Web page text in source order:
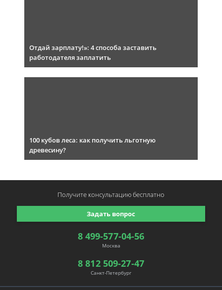
Отдай зарплату!»: 4 способа заставить
работодателя заплатить
100 кубов леса: как получить льготную
древесину?
8 499-577-04-56
Москва
8 812 509-27-47
Санкт-Петербург
Задать вопрос
Получите консультациюбесплатно